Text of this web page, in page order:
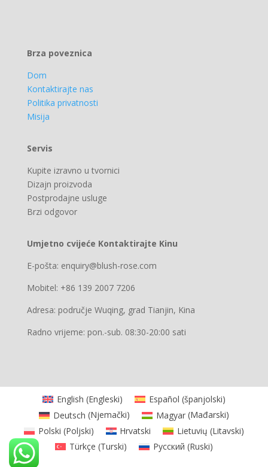
Brza poveznica
Dom
Kontaktirajte nas
Politika privatnosti
Misija
Servis
Kupite izravno u tvornici
Dizajn proizvoda
Postprodajne usluge
Brzi odgovor
Umjetno cvijeće Kontaktirajte Kinu
E-pošta: enquiry@blush-rose.com
Mobitel: +86 139 2007 7206
Adresa: područje Wuqing, grad Tianjin, Kina
Radno vrijeme: pon.-sub. 08:30-20:00 sati
English (Engleski) Español (španjolski)
Deutsch (Njemački) Magyar(Mađarski)
Polski (Poljski) Hrvatski Lietuvių (Litavski)
Türkçe (Turski) Русский (Ruski)